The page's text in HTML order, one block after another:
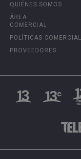
QUIÉNES SOMOS
ÁREA
COMERCIAL
POLÍTICAS
PROVEEDORES